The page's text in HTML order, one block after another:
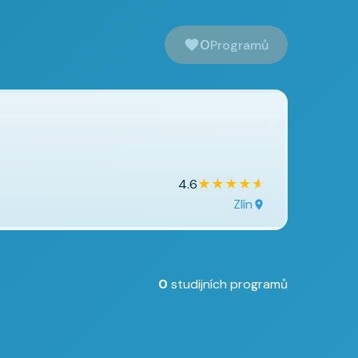
0Programů
4.6★★★★★
Zlín
0 studijních programů